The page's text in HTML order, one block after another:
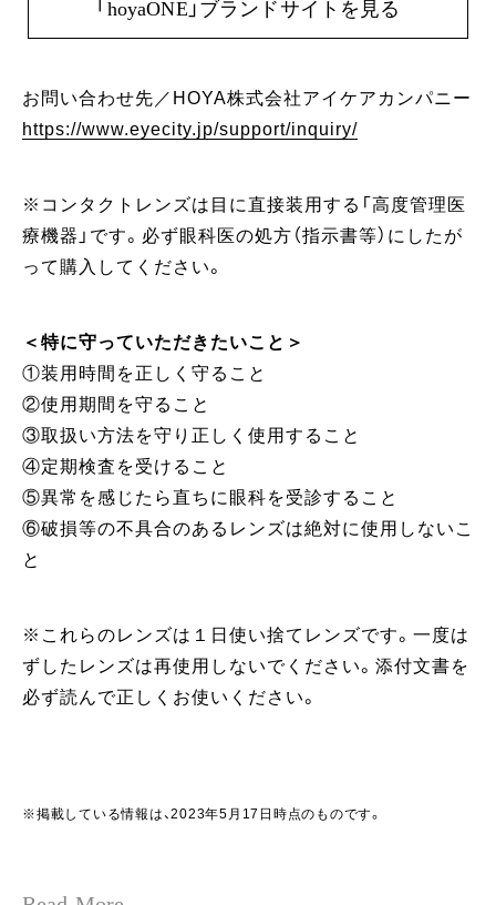
「hoyaONE」ブランドサイトを見る
お問い合わせ先／HOYA株式会社アイケアカンパニー
https://www.eyecity.jp/support/inquiry/
※コンタクトレンズは目に直接装用する「高度管理医
療機器」です。必ず眼科医の処方（指示書等）にしたが
って購入してください。
＜特に守っていただきたいこと＞
①装用時間を正しく守ること
②使用期間を守ること
③取扱い方法を守り正しく使用すること
④定期検査を受けること
⑤異常を感じたら直ちに眼科を受診すること
⑥破損等の不具合のあるレンズは絶対に使用しないこ
と
※これらのレンズは１日使い捨てレンズです。一度は
ずしたレンズは再使用しないでください。添付文書を
必ず読んで正しくお使いください。
※掲載している情報は、2023年5月17日時点のものです。